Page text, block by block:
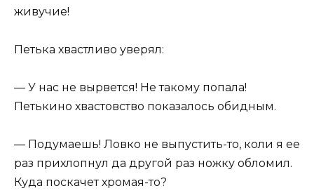
живучие!
Петька хвастливо уверял:
— У нас не вырвется! Не такому попала!
Петькино хвастовство показалось обидным.
— Подумаешь! Ловко не выпустить-то, коли я ее
раз прихлопнул да другой раз ножку обломил.
Куда поскачет хромая-то?